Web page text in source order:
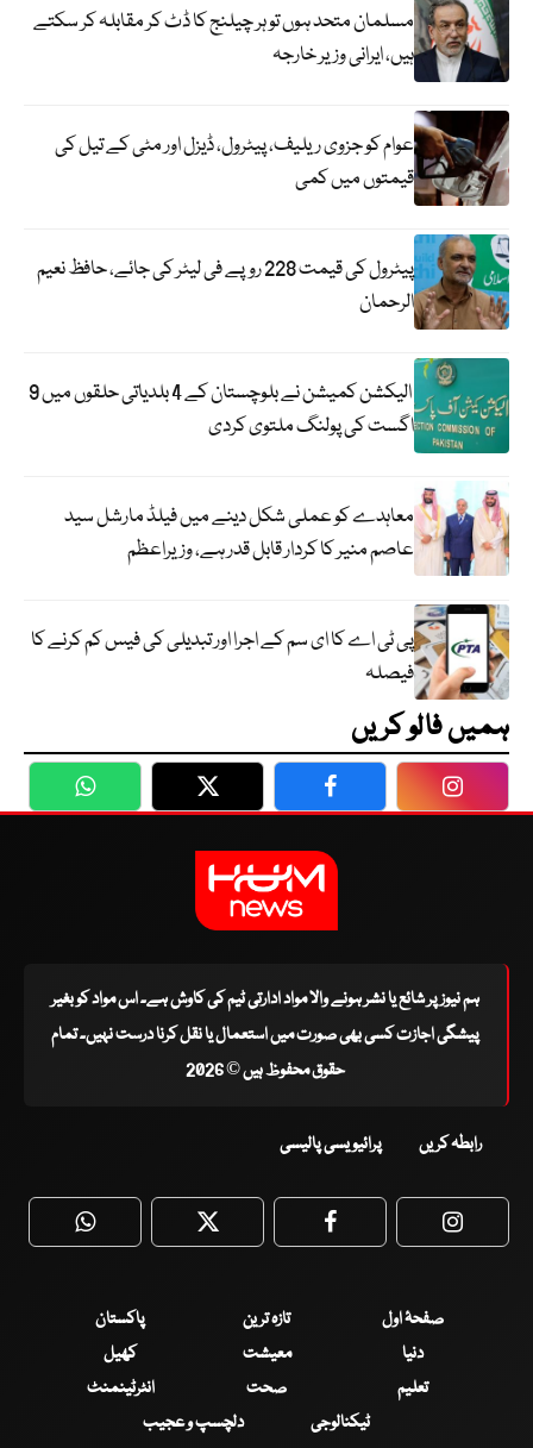
مسلمان متحد ہوں تو ہر چیلنج کا ڈٹ کر مقابلہ کر سکتے
ہیں، ایرانی وزیر خارجہ
عوام کو جزوی ریلیف، پیٹرول، ڈیزل اور مٹی کے تیل کی
قیمتوں میں کمی
پیٹرول کی قیمت 228 روپے فی لیٹر کی جائے، حافظ نعیم
الرحمان
الیکشن کمیشن نے بلوچستان کے 4 بلدیاتی حلقوں میں 9
اگست کی پولنگ ملتوی کردی
معاہدے کو عملی شکل دینے میں فیلڈ مارشل سید
عاصم منیر کا کردار قابل قدر ہے، وزیراعظم
پی ٹی اے کا ای سم کے اجرا اور تبدیلی کی فیس کم کرنے کا
فیصلہ
ہمیں فالو کریں
WhatsApp Twitter Facebook
ہم نیوز پر شائع یا نشر ہونے والا مواد ادارتی ٹیم کی کاوش ہے۔ اس مواد کو بغیر
پیشگی اجازت کسی بھی صورت میں استعمال یا نقل کرنا درست نہیں۔ تمام
حقوق محفوظ ہیں © 2026
رابطہ کریں پرائیویسی پالیسی
WhatsApp Twitter Facebook
صفحۂ اول تازہ ترین
پاکستان
دنیا
معیشت
کھیل
تعلیم
صحت
انٹرٹینمنٹ
ٹیکنالوجی
دلچسپ و عجیب